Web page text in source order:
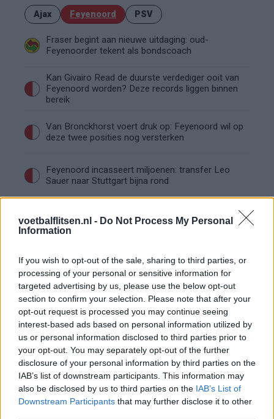
voetbalflitsen.nl - Do Not Process My Personal
Information
If you wish to opt-out of the sale, sharing to third parties, or
processing of your personal or sensitive information for
targeted advertising by us, please use the below opt-out
section to confirm your selection. Please note that after your
opt-out request is processed you may continue seeing
interest-based ads based on personal information utilized by
us or personal information disclosed to third parties prior to
your opt-out. You may separately opt-out of the further
disclosure of your personal information by third parties on the
IAB’s list of downstream participants. This information may
also be disclosed by us to third parties on the IAB’s List of
Downstream Participants that may further disclose it to other
Ajax Feyenoord PSV
Fraser begint aan nieuwe uitdaging: oud-
Feyenoorder tekent als bondscoach
Kan Givairo Read de duurste verdediger ooit van
Feyenoord worden? Deze records liggen binnen
bereik
Van Bronckhorst voert druk op: Feyenoord wil op
deze twee posities nog versterken
Feyenoord incasseert miljoenen: transfer Leo
Sauer naar Stuttgart bijna rond
en Hadj Moussa mogen vertrekken
Feyenoord sluit voorbereiding bijna af: dit staat
er nog op het programma
Shaqueel van Persie ontkracht geruchten over
keuze voor Marokko
Brengt Sporting Portugal Feyenoord in de
problemen rond Hadj Moussa?
Van droomtransfer tot contractontbinding: het
Feyenoord-verhaal van Calvin Stengs